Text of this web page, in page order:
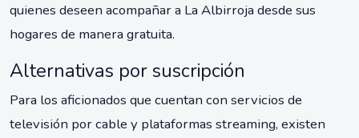
quienes deseen acompañar a La Albirroja desde sus
hogares de manera gratuita.
Alternativas por suscripción
Para los aficionados que cuentan con servicios de
televisión por cable y plataformas streaming, existen